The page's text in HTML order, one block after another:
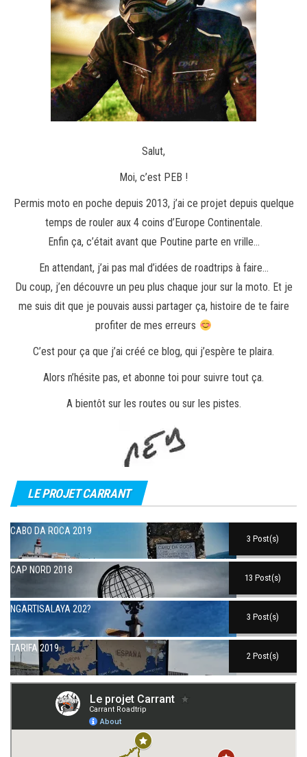
Salut,
Moi, c’est PEB !
Permis moto en poche depuis 2013, j’ai ce projet depuis quelque
temps de rouler aux 4 coins d’Europe Continentale.
Enfin ça, c’était avant que Poutine parte en vrille…
En attendant, j’ai pas mal d’idées de roadtrips à faire…
Du coup, j’en découvre un peu plus chaque jour sur la moto. Et je
me suis dit que je pouvais aussi partager ça, histoire de te faire
profiter de mes erreurs
C’est pour ça que j’ai créé ce blog, qui j’espère te plaira.
Alors n’hésite pas, et abonne toi pour suivre tout ça.
A bientôt sur les routes ou sur les pistes.
LE PROJET CARRANT
CABO DA ROCA 2019
3 Post(s)
CAP NORD 2018
13 Post(s)
NGARTISALAYA 202?
3 Post(s)
TARIFA 2019
2 Post(s)